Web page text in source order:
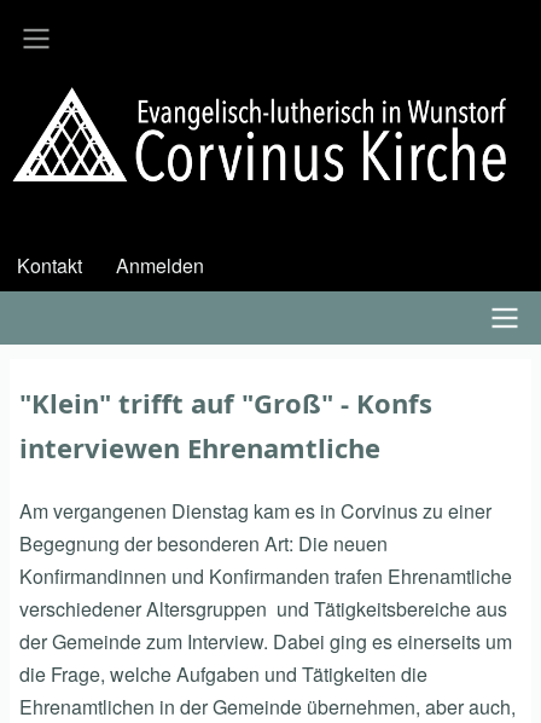
zum
User
Kontakt Anmelden
"Klein" trifft auf "Groß" - Konfs
interviewen Ehrenamtliche
Am vergangenen Dienstag kam es in Corvinus zu einer
Begegnung der besonderen Art: Die neuen
Konfirmandinnen und Konfirmanden trafen Ehrenamtliche
verschiedener Altersgruppen und Tätigkeitsbereiche aus
der Gemeinde zum Interview. Dabei ging es einerseits um
die Frage, welche Aufgaben und Tätigkeiten die
Ehrenamtlichen in der Gemeinde übernehmen, aber auch,